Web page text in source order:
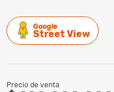
Google
Street View
Precio de venta